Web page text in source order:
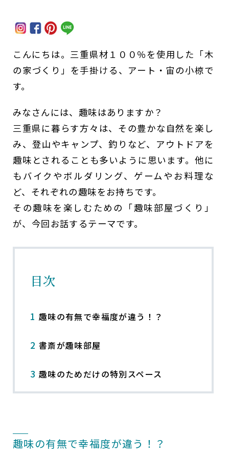
こんにちは。三重県材１００％を使用した「木
の家づくり」を手掛ける、アート・宙の小椋で
す。
みなさんには、趣味はありますか？
三重県に暮らす方々は、その豊かな自然を楽し
み、登山やキャンプ、釣りなど、アウトドアを
趣味とされることも多いように思います。他に
もバイクやボルダリング、ゲームやお料理な
ど、それぞれの趣味をお持ちです。
その趣味を楽しむための「趣味部屋づくり」
が、今回お話するテーマです。
目次
1 趣味の有無で幸福度が違う！？
2 書斎が趣味部屋
3 趣味のためだけの特別スペース
趣味の有無で幸福度が違う！？